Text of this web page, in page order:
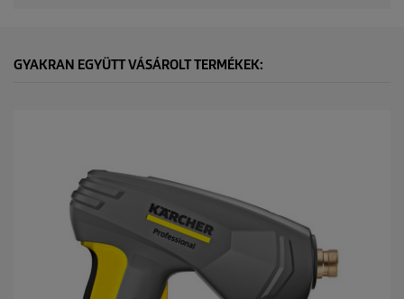
GYAKRAN EGYÜTT VÁSÁROLT TERMÉKEK: